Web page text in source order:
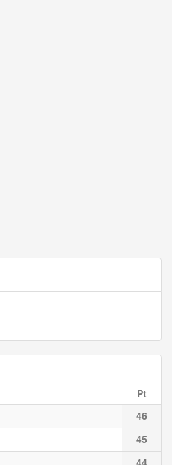
Pt
46
45